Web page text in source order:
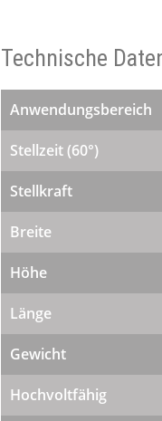
Technische
Anwendungsbereich
Stellzeit (60°)
Stellkraft
Breite
Höhe
Länge
Gewicht
Hochvoltfähig